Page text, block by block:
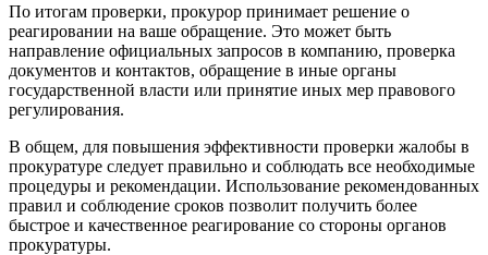
По итогам проверки, прокурор принимает решение о
реагировании на ваше обращение. Это может быть
направление официальных запросов в компанию, проверка
документов и контактов, обращение в иные органы
государственной власти или принятие иных мер правового
регулирования.
В общем, для повышения эффективности проверки жалобы в
прокуратуре следует правильно и соблюдать все необходимые
процедуры и рекомендации. Использование рекомендованных
правил и соблюдение сроков позволит получить более
быстрое и качественное реагирование со стороны органов
прокуратуры.